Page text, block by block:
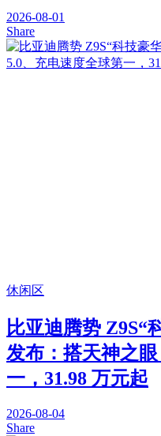
2026-08-01
Share
休闲区
比亚迪腾势 Z9S“
发布：搭天神之
一，31.98 万元起
2026-08-04
Share